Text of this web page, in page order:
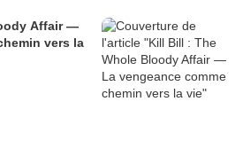
Affair —
vers la